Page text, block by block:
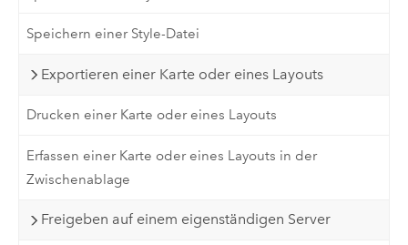
Speichern einer Style-Datei
Exportieren einer Karte oder eines Layouts
Drucken einer Karte oder eines Layouts
Erfassen einer Karte oder eines Layouts in der
Zwischenablage
Freigeben auf einem eigenständigen Server